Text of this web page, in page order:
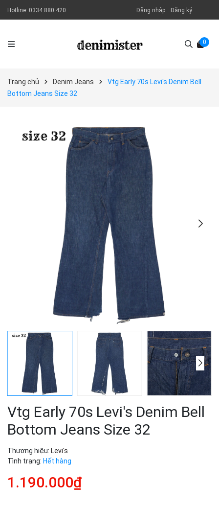
Hotline: 0334.880.420 Đăng nhập Đăng ký
0
Trang chủ Denim Jeans
Vtg Early 70s Levi's Denim Bell
Bottom Jeans Size 32
Vtg Early 70s Levi's Denim Bell
Bottom Jeans Size 32
Thương hiệu: Levi's
Tình trạng: Hết hàng
1.190.000₫